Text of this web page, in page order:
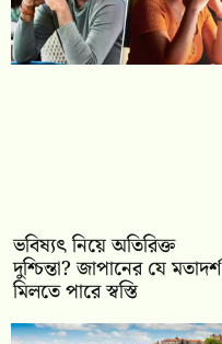
ভবিষ্যৎ নিয়ে অতিরিক্ত
দুশ্চিন্তা? জাপানের যে মতাদর্শ
মিলতে পারে স্বস্তি